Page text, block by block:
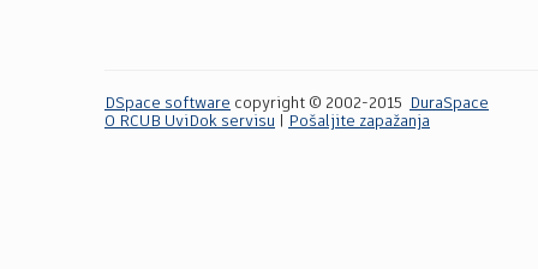
DSpace software copyright © 2002-2015
DuraSpace
O RCUB UviDok servisu
Pošaljite zapažanja